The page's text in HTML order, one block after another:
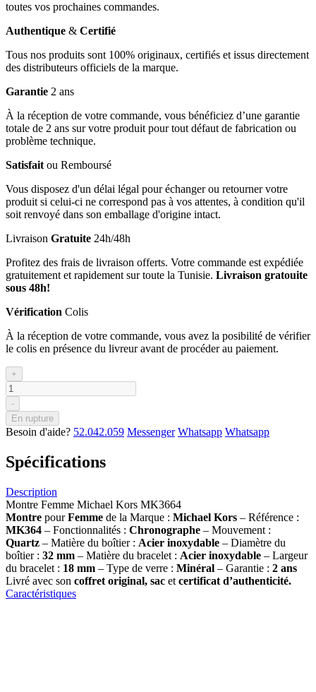
toutes vos prochaines commandes.
Authentique & Certifié
Tous nos produits sont 100% originaux, certifiés et issus directement
des distributeurs officiels de la marque.
Garantie 2 ans
À la réception de votre commande, vous bénéficiez d’une garantie
totale de 2 ans sur votre produit pour tout défaut de fabrication ou
problème technique.
Satisfait ou Remboursé
Vous disposez d'un délai légal pour échanger ou retourner votre
produit si celui-ci ne correspond pas à vos attentes, à condition qu'il
soit renvoyé dans son emballage d'origine intact.
Livraison Gratuite 24h/48h
Profitez des frais de livraison offerts. Votre commande est expédiée
gratuitement et rapidement sur toute la Tunisie. Livraison gratouite
sous 48h!
Vérification Colis
À la réception de votre commande, vous avez la posibilité de vérifier
le colis en présence du livreur avant de procéder au paiement.
+
-
En rupture
Besoin d'aide? 52.042.059 Messenger Whatsapp Whatsapp
Spécifications
Description
Montre Femme Michael Kors MK3664
Montre pourFemme de la Marque : Michael Kors – Référence :
MK364 – Fonctionnalités : Chronographe – Mouvement :
Quartz – Matière du boîtier : Acier inoxydable – Diamètre du
boîtier : 32 mm – Matière du bracelet : Acier inoxydable – Largeur
du bracelet : 18 mm – Type de verre : Minéral – Garantie : 2 ans
Livré avec son coffret original, sac et certificat d’authenticité.
Caractéristiques